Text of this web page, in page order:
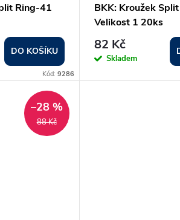
Ring-41
DO KOŠÍKU
Kód: 9286
BKK: Kroužek
Velikost 1 20ks
82 Kč
Skladem
88 Kč
–28 %